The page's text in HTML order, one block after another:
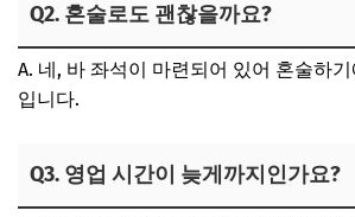
Q2. 혼술로도 괜찮을까요?
A. 네, 바 좌석이 마련되어 있어 혼술하기
입니다.
Q3. 영업 시간이 늦게까지인가요?